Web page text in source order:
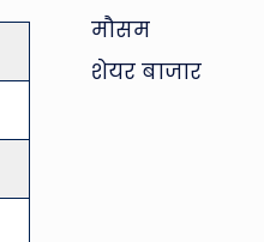
मौसम
शेयर बाजार